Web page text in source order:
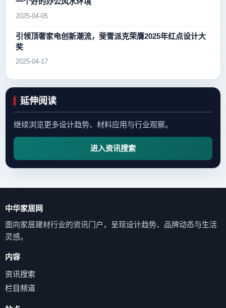
2025-04-05
引领顶奢家电创新潮流，斐雪派克荣膺2025年红点设计大
奖
2025-04-17
延伸阅读
继续浏览更多设计趋势、材料应用与行业观察。
进入资讯搜索
中华家居网
面向家居建材行业的资讯门户，呈现设计趋势、品牌动态与生活
灵感。
内容
资讯搜索
栏目频道